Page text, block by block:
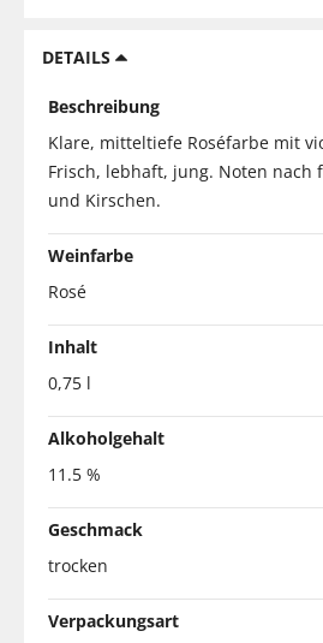
DETAILS
Beschreibung
Klare, mitteltiefe Roséfarbe mit
Frisch, lebhaft, jung. Noten nach
und Kirschen.
Weinfarbe
Rosé
Inhalt
0,75 l
Alkoholgehalt
11.5 %
Geschmack
trocken
Verpackungsart